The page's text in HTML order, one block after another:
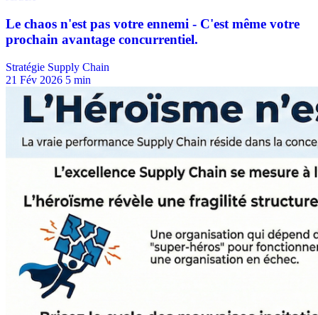
Stratégie Supply Chain
21 Fév 2026 5 min